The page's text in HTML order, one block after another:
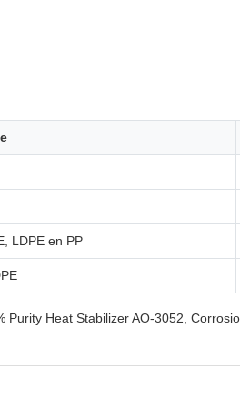
LDPE en PP
Purity Heat Stabilizer AO-3052,